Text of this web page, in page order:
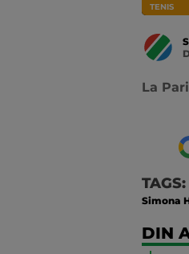
TENIS
La
TAGS:
Simona
DIN